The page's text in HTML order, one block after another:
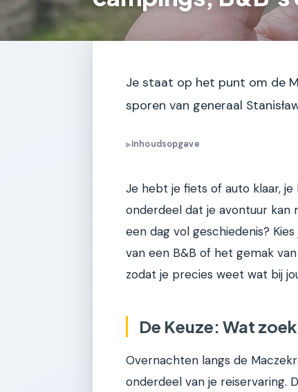
Je staat op het punt om de
sporen van generaal
▶Inhoudsopgave
Je hebt je fiets of auto klaar,
onderdeel dat je avontuur kan
een dag vol geschiedenis?
van een B&B of het gemak
zodat je precies weet wat bij
De Keuze: Wat
Overnachten langs de
onderdeel van je reiservaring.